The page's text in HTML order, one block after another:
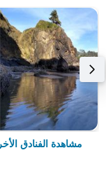
مشاهدة الفنادق